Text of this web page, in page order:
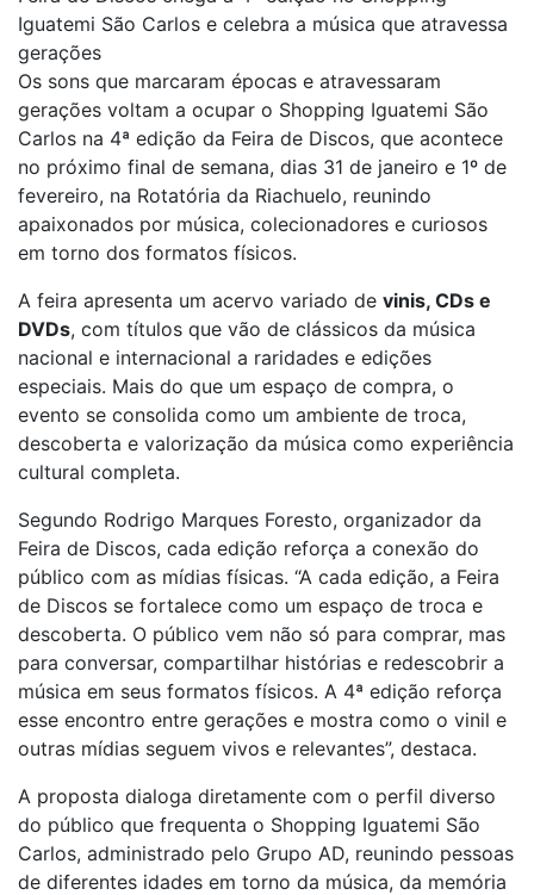
Iguatemi São Carlos e celebra a música que atravessa
gerações
Os sons que marcaram épocas e atravessaram
gerações voltam a ocupar o Shopping Iguatemi São
Carlos na 4ª edição da Feira de Discos, que acontece
no próximo final de semana, dias 31 de janeiro e 1º de
fevereiro, na Rotatória da Riachuelo, reunindo
apaixonados por música, colecionadores e curiosos
em torno dos formatos físicos.
A feira apresenta um acervo variado de vinis, CDs e
DVDs, com títulos que vão de clássicos da música
nacional e internacional a raridades e edições
especiais. Mais do que um espaço de compra, o
evento se consolida como um ambiente de troca,
descoberta e valorização da música como experiência
cultural completa.
Segundo Rodrigo Marques Foresto, organizador da
Feira de Discos, cada edição reforça a conexão do
público com as mídias físicas. “A cada edição, a Feira
de Discos se fortalece como um espaço de troca e
descoberta. O público vem não só para comprar, mas
para conversar, compartilhar histórias e redescobrir a
música em seus formatos físicos. A 4ª edição reforça
esse encontro entre gerações e mostra como o vinil e
outras mídias seguem vivos e relevantes”, destaca.
A proposta dialoga diretamente com o perfil diverso
do público que frequenta o Shopping Iguatemi São
Carlos, administrado pelo Grupo AD, reunindo pessoas
de diferentes idades em torno da música, da memória